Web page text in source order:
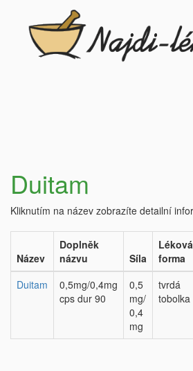
Duitam
Kliknutím na název zobrazíte detailní
Název
Doplněk
názvu
Síla
Léková
forma
Duitam
0,5mg/0,4mg
cps dur 90
0,5
mg/
0,4
mg
tvrdá
tobolka